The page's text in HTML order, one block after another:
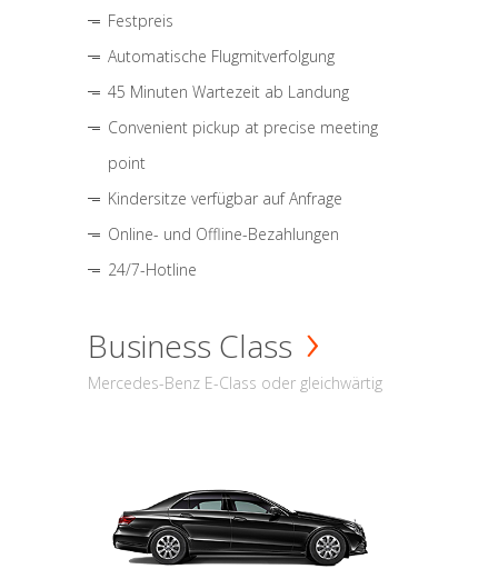
Festpreis
Automatische Flugmitverfolgung
45 Minuten Wartezeit ab Landung
Convenient pickup at precise meeting
point
Kindersitze verfügbar auf Anfrage
Online- und Offline-Bezahlungen
24/7-Hotline
Business Class
Mercedes-Benz E-Class oder gleichwärtig